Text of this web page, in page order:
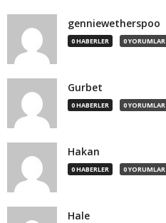
genniewetherspoo
0 HABERLER 0 YORUMLAR
Gurbet
0 HABERLER 0 YORUMLAR
Hakan
0 HABERLER 0 YORUMLAR
Hale